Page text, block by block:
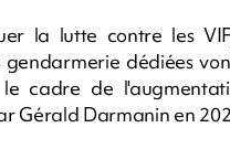
la lutte contre les
dédiées
cadre de
Gérald Darmanin en